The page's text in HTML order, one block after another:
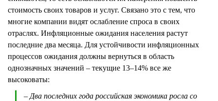
стоимость своих товаров и услуг. Связано это с тем, что
многие компании видят ослабление спроса в своих
отраслях. Инфляционные ожидания населения растут
последние два месяца. Для устойчивости инфляционных
процессов ожидания должны вернуться в область
однозначных значений – текущие 13–14% все же
высоковаты:
– Два последних года российская экономика росла со